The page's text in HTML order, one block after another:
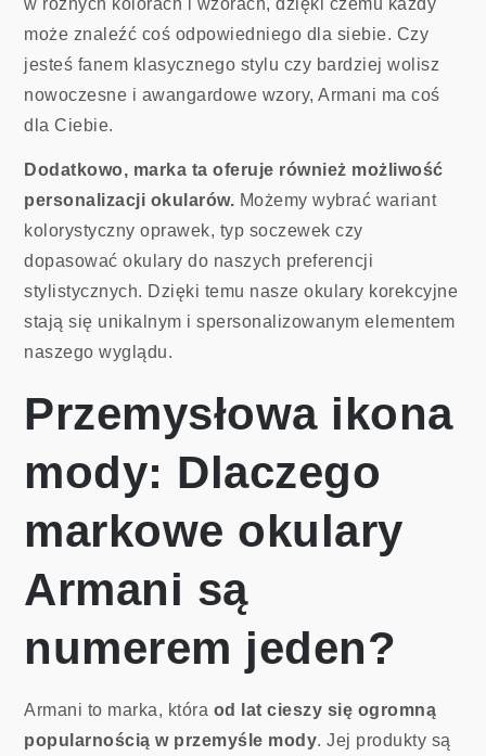
w różnych kolorach i wzorach, dzięki czemu każdy
może znaleźć coś odpowiedniego dla siebie. Czy
jesteś fanem klasycznego stylu czy bardziej wolisz
nowoczesne i awangardowe wzory, Armani ma coś
dla Ciebie.
Dodatkowo, marka ta oferuje również możliwość
personalizacji okularów. Możemy wybrać wariant
kolorystyczny oprawek, typ soczewek czy
dopasować okulary do naszych preferencji
stylistycznych. Dzięki temu nasze okulary korekcyjne
stają się unikalnym i spersonalizowanym elementem
naszego wyglądu.
Przemysłowa ikona
mody: Dlaczego
markowe okulary
Armani są
numerem jeden?
Armani to marka, która od lat cieszy się ogromną
popularnością w przemyśle mody. Jej produkty są